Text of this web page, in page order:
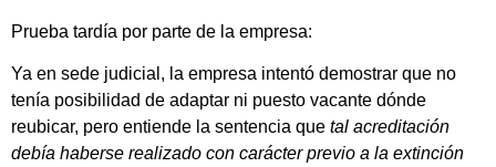
Prueba tardía por parte de la empresa:
Ya en sede judicial, la empresa intentó demostrar que no
tenía posibilidad de adaptar ni puesto vacante dónde
reubicar, pero entiende la sentencia que tal acreditación
debía haberse realizado con carácter previo a la extinción